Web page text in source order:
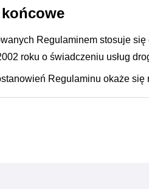
Regulaminem stosuje
roku o świadczeniu usług
Regulaminu okaże